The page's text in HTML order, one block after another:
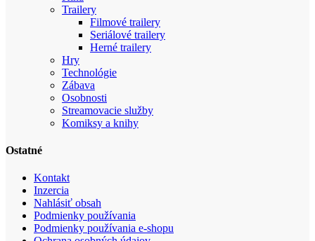
Trailery
Filmové trailery
Seriálové trailery
Herné trailery
Hry
Technológie
Zábava
Osobnosti
Streamovacie služby
Komiksy a knihy
Ostatné
Kontakt
Inzercia
Nahlásiť obsah
Podmienky používania
Podmienky používania e-shopu